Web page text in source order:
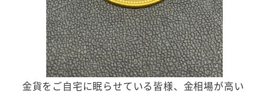
金貨をご自宅に眠らせている皆様、金相場が高い